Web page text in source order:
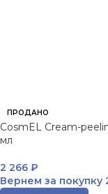
ПРОДАНО
CosmEL Cream-
мл
2 266 ₽
Вернем за покупку